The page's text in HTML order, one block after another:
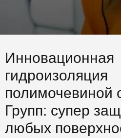
Инновационная
гидроизоляция
полимочевиной
Групп: супер
любых